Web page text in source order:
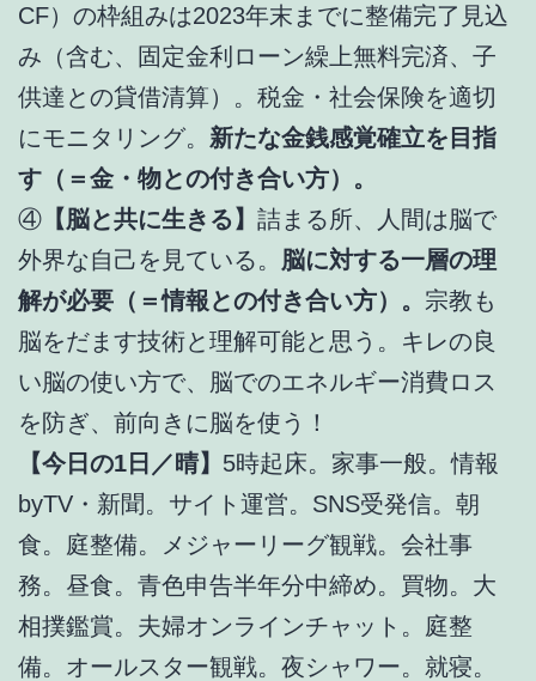
CF）の枠組みは2023年末までに整備完了見込
み（含む、固定金利ローン繰上無料完済、子
供達との貸借清算）。税金・社会保険を適切
にモニタリング。 新たな金銭感覚確立を目指
す（＝金・物との付き合い方）。
④ 【脳と共に生きる】 詰まる所、人間は脳で
外界な自己を見ている。 脳に対する一層の理
解が必要（＝情報との付き合い方）。 宗教も
脳をだます技術と理解可能と思う。キレの良
い脳の使い方で、脳でのエネルギー消費ロス
を防ぎ、前向きに脳を使う！
【今日の1日／晴】 5時起床。家事一般。情報
byTV・新聞。サイト運営。SNS受発信。朝
食。庭整備。メジャーリーグ観戦。会社事
務。昼食。青色申告半年分中締め。買物。大
相撲鑑賞。夫婦オンラインチャット。庭整
備。オールスター観戦。夜シャワー。就寝。